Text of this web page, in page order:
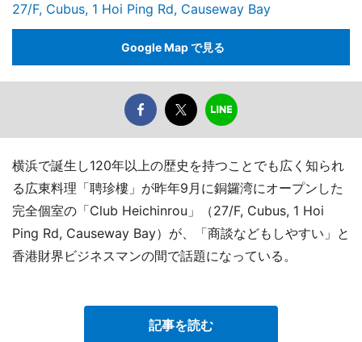
27/F, Cubus, 1 Hoi Ping Rd, Causeway Bay
Google Map で見る
横浜で誕生し120年以上の歴史を持つことでも広く知られ
る広東料理「聘珍樓」が昨年9月に銅鑼湾にオープンした
完全個室の「Club Heichinrou」（27/F, Cubus, 1 Hoi
Ping Rd, Causeway Bay）が、「商談などもしやすい」と
香港財界ビジネスマンの間で話題になっている。
記事を読む